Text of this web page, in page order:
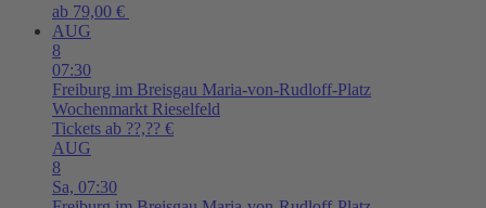
ab 79,00 €
AUG
8
07:30
Freiburg im Breisgau Maria-von-Rudloff-Platz
Wochenmarkt Rieselfeld
Tickets ab ??,?? €
AUG
8
Sa, 07:30